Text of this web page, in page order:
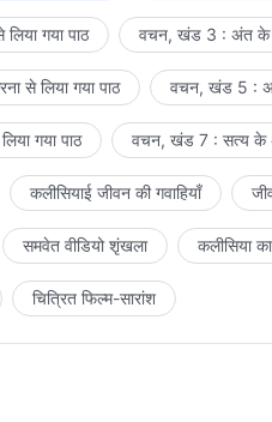
गया पाठ वचन, खंड 3 : अंत के
से लिया गया पाठ वचन, खंड 5 :
गया पाठ वचन, खंड 7 : सत्य के
कलीसियाई जीवन की गवाहियाँ
समवेत वीडियो शृंखला कलीसिया
चित्रित फिल्म-सारांश